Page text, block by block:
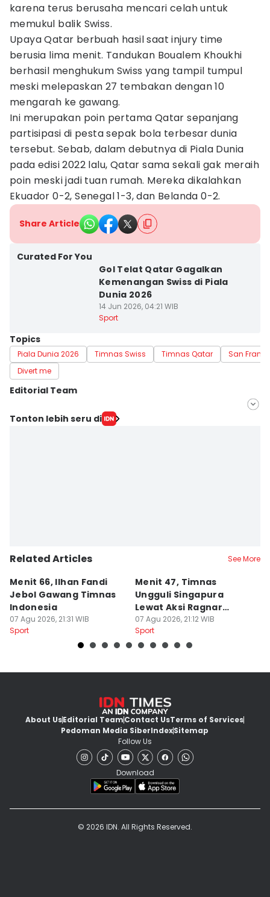
karena terus berusaha mencari celah untuk
memukul balik Swiss.
Upaya Qatar berbuah hasil saat injury time
berusia lima menit. Tandukan Boualem Khoukhi
berhasil menghukum Swiss yang tampil tumpul
meski melepaskan 27 tembakan dengan 10
mengarah ke gawang.
Ini merupakan poin pertama Qatar sepanjang
partisipasi di pesta sepak bola terbesar dunia
tersebut. Sebab, dalam debutnya di Piala Dunia
pada edisi 2022 lalu, Qatar sama sekali gak meraih
poin meski jadi tuan rumah. Mereka dikalahkan
Ekuador 0-2, Senegal 1-3, dan Belanda 0-2.
Share Article
Curated For You
Gol Telat Qatar Gagalkan
Kemenangan Swiss di Piala
Dunia 2026
14 Jun 2026, 04:21 WIB
Sport
Topics
Piala Dunia 2026 Timnas Swiss Timnas Qatar
San
Divert me
Editorial Team
Editor
Tonton lebih seru di
Related Articles See More
Menit 66, Ilhan Fandi
Jebol Gawang Timnas
Indonesia
07 Agu 2026, 21:31 WIB
Sport
Menit 47, Timnas
Ungguli Singapura
Lewat Aksi Ragnar
Oratmangoen
07 Agu 2026, 21:12 WIB
Sport
About UsEditorial TeamContact UsTerms of Services
Pedoman Media SiberIndexSitemap
Follow Us
Download
© 2026 IDN. All Rights Reserved.